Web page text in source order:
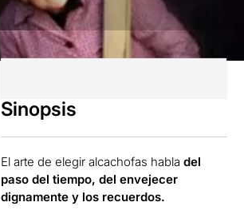
Sinopsis
El arte de elegir alcachofas habladel
paso del tiempo, del envejecer
dignamente y los recuerdos.